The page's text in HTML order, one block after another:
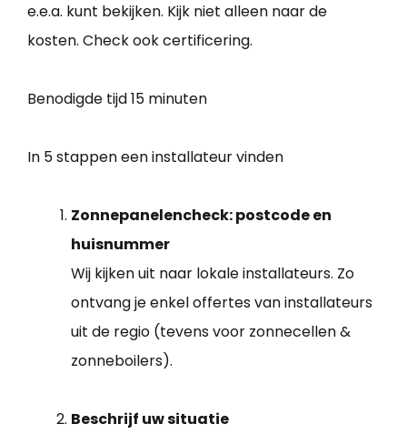
e.e.a. kunt bekijken. Kijk niet alleen naar de
kosten. Check ook certificering.
Benodigde tijd15 minuten
In 5 stappen een installateur vinden
Zonnepanelencheck: postcode en
huisnummer
Wij kijken uit naar lokale installateurs. Zo
ontvang je enkel offertes van installateurs
uit de regio (tevens voor zonnecellen &
zonneboilers).
Beschrijf uw situatie